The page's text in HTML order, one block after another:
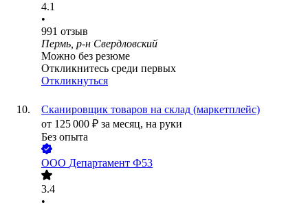
4.1
•
991 отзыв
Пермь, р-н Свердловский
Можно без резюме
Откликнитесь среди первых
Откликнуться
Сканировщик товаров на склад (маркетплейс)
от 125 000 ₽ за месяц, на руки
Без опыта
ООО Департамент Ф53
3.4
•